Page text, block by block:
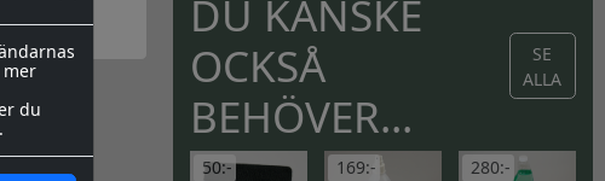
mer
du
DU KANSKE
OCKSÅ
BEHÖVER...
SE
ALLA
50:- 169:- 280:-